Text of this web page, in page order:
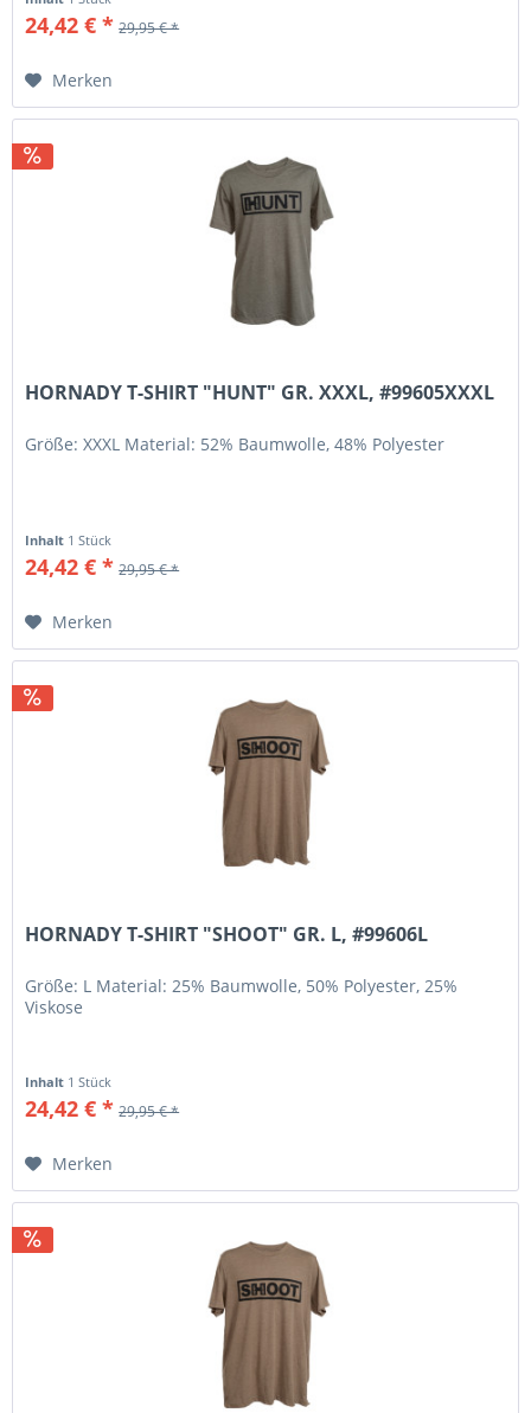
24,42 € * 29,95 € *
Merken
HORNADY T-SHIRT "HUNT" GR. XXXL, #99605XXXL
Größe: XXXL Material: 52% Baumwolle, 48% Polyester
Inhalt 1 Stück
24,42 € * 29,95 € *
Merken
HORNADY T-SHIRT "SHOOT" GR. L, #99606L
Größe: L Material: 25% Baumwolle, 50% Polyester, 25%
Viskose
Inhalt 1 Stück
24,42 € * 29,95 € *
Merken